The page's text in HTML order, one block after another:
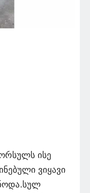
ისე
ვიყავი